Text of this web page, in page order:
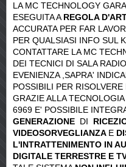
LA MC TECHNOLOGY
ESEGUITA A REGOLA
ACCURATA PER FAR
PER QUALSIASI INFO SUL
CONTATTARE LA MC
DEI TECNICI DI SALA
EVENIENZA ,SAPRA'
POSSIBILI PER RISOLVERE
GRAZIE ALLA
6969 E' POSSIBILE
GENERAZIONE DI
VIDEOSORVEGLIANZA E
L'INTRATTENIMENTO IN
DIGITALE TERRESTRE E